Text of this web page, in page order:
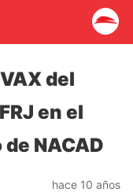
del
en el
NACAD
hace 10 años